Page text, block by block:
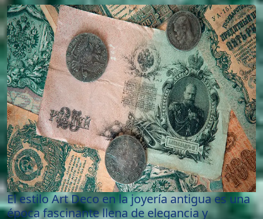
El estilo Art Deco en la joyería antigua es una
época fascinante llena de elegancia y